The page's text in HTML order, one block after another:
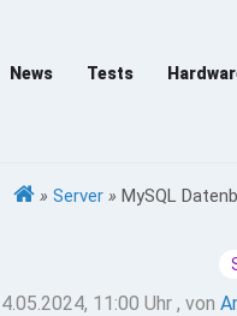
News Tests
» Server » MySQL
11:00 Uhr , von